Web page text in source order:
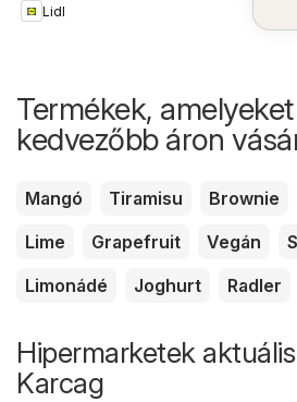
Lidl
Termékek,
kedvezőbb áron
Mangó Tiramisu Brownie
Lime
Grapefruit Vegán
Limonádé
Joghurt Radler
Hipermarketek
Karcag